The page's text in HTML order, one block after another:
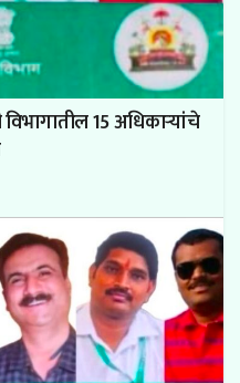
15 अधिकाऱ्यांचे